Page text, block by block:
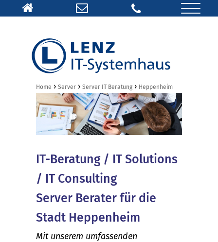
Home › Server › Server IT Beratung › Heppenheim
IT-Beratung / IT Solutions
/ IT Consulting
Server Berater für die
Stadt Heppenheim
Mit unserem umfassenden